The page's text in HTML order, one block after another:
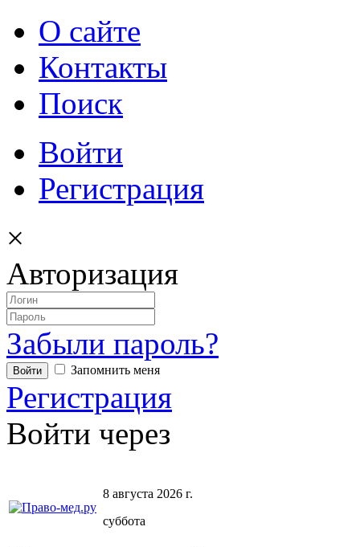
О сайте
Контакты
Поиск
Войти
Регистрация
×
Авторизация
Забыли пароль?
Запомнить меня
Регистрация
Войти через
8 августа 2026 г.
суббота